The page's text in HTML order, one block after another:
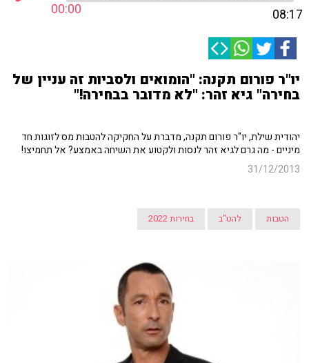
00:00 08:17
יו"ר פורום תקנה: "הומואים ולסביות זה עניין של
בחירה" גיא זהר: "לא מדובר בבחירה!"
יהודית שילת, יו"ר פורום תקנה, מדברת על החקיקה להטבות מס לזוגות חד
מיניים - מה גרם לגיא זהר לנסות ולקטוע את השיחה באמצע? אל תחמיצו!
31/12/2013
הטבות להט"ב בחירות 2022